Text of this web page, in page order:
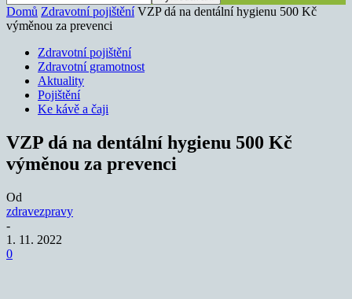
Domů Zdravotní pojištění VZP dá na dentální hygienu 500 Kč
výměnou za prevenci
Zdravotní pojištění
Zdravotní gramotnost
Aktuality
Pojištění
Ke kávě a čaji
VZP dá na dentální hygienu 500 Kč
výměnou za prevenci
Od
zdravezpravy
-
1. 11. 2022
0